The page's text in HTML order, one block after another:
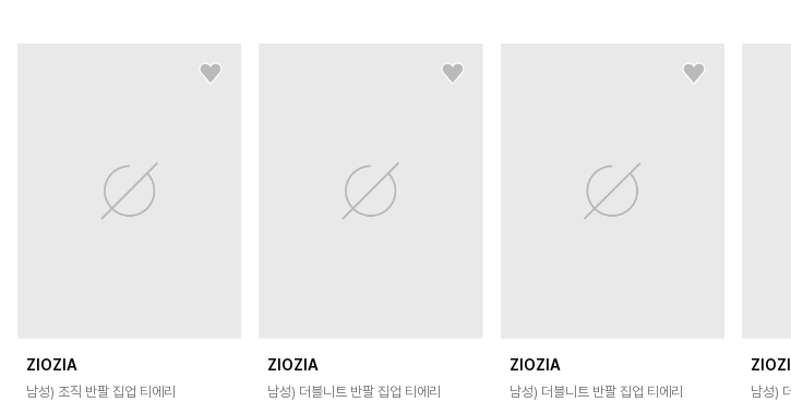
ZIOZIA
남성) 조직 반팔 집업 티에리
ZIOZIA
남성) 더블니트 반팔 집업 티에리
ZIOZIA
남성) 더블니트 반팔 집업 티에리 남성)